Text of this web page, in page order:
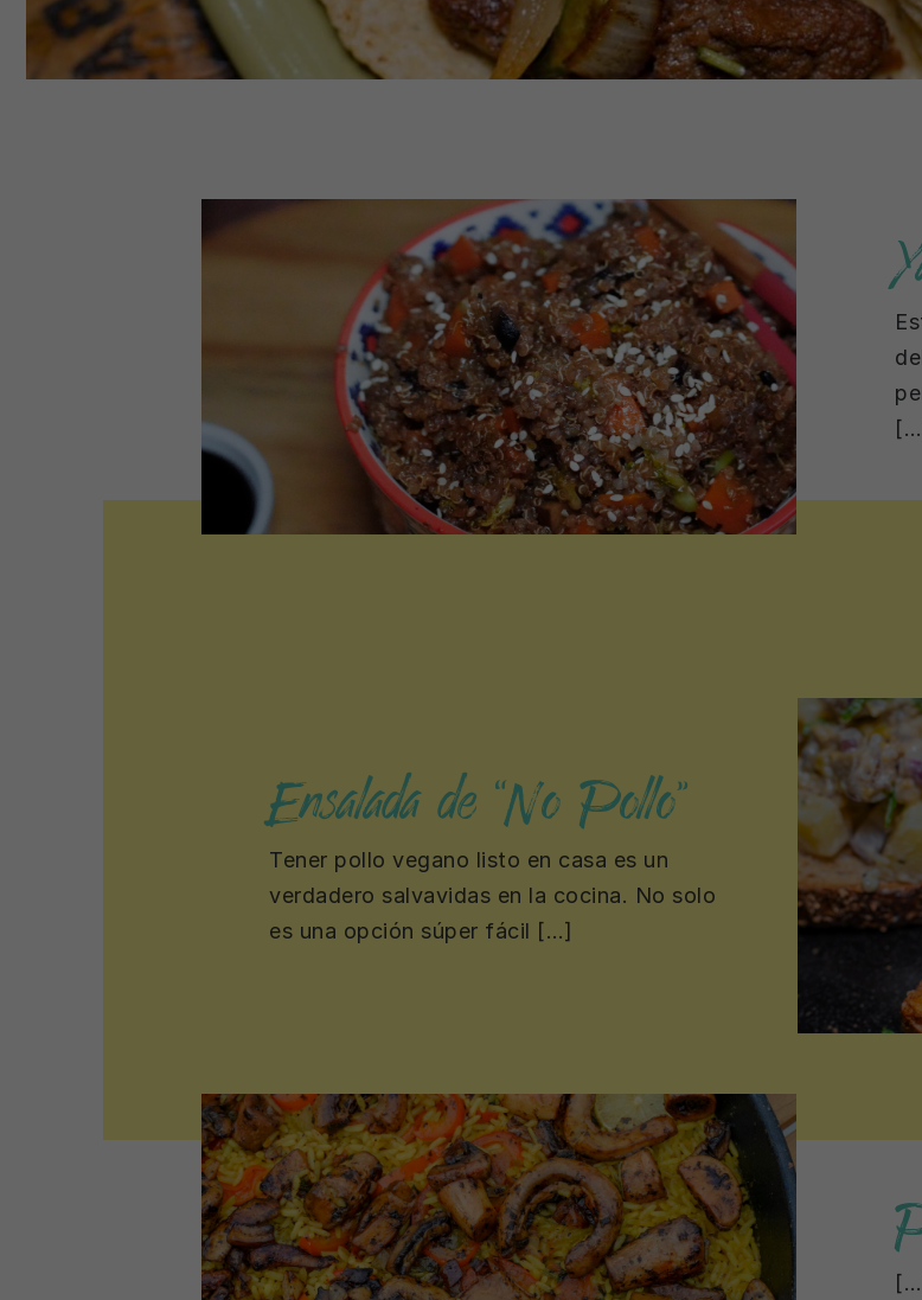
Ensalada de “No Pollo”
Tener pollo vegano listo en casa es un
verdadero salvavidas en la cocina. No solo
es una opción súper fácil […]